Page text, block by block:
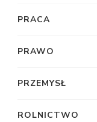
PRACA
PRAWO
PRZEMYSŁ
ROLNICTWO